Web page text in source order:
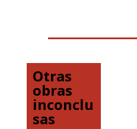
Otras
obras
inconclu
sas